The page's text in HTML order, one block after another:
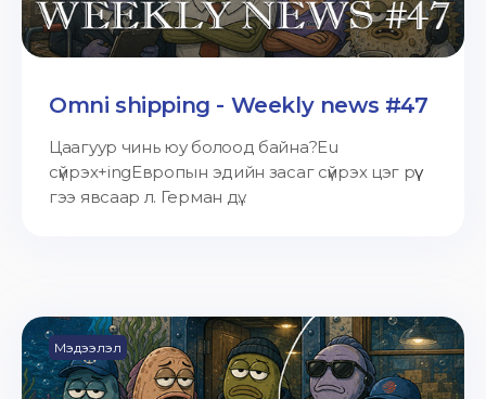
Omni shipping - Weekly news #47
Цаагуур чинь юу болоод байна?Eu
сүйрэх+ingЕвропын эдийн засаг сүйрэх цэг рүү
гээ явсаар л. Герман дү...
Мэдээлэл